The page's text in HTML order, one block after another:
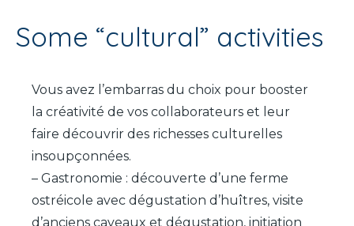
Some “cultural” activities
Vous avez l’embarras du choix pour booster
la créativité de vos collaborateurs et leur
faire découvrir des richesses culturelles
insoupçonnées.
– Gastronomie : découverte d’une ferme
ostréicole avec dégustation d’huîtres, visite
d’anciens caveaux et dégustation, initiation